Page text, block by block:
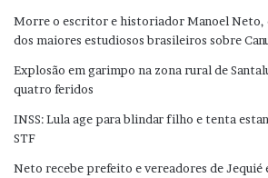
Morre o escritor e historiador Manoel Neto,
dos maiores estudiosos brasileiros sobre
Explosão em garimpo na zona rural de
quatro feridos
INSS: Lula age para blindar filho e tenta
STF
Neto recebe prefeito e vereadores de Jequié